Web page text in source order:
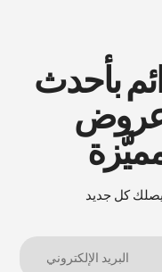
بأحدث
عروض
كل جديد